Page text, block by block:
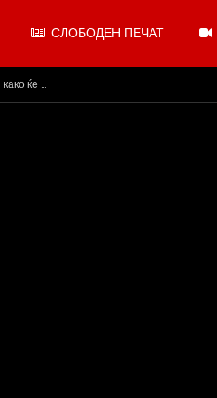
СЛОБОДЕН ПЕЧАТ